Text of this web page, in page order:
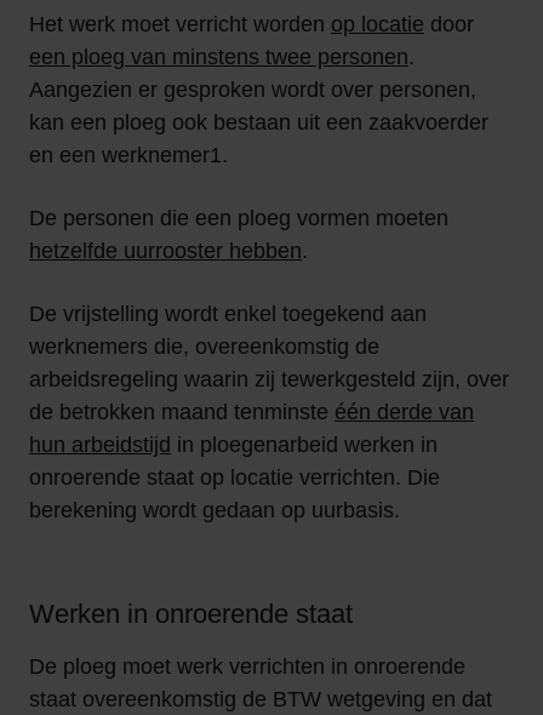
Het werk moet verricht worden op locatie door
een ploeg van minstens twee personen.
Aangezien er gesproken wordt over personen,
kan een ploeg ook bestaan uit een zaakvoerder
en een werknemer1.
De personen die een ploeg vormen moeten
hetzelfde uurrooster hebben.
De vrijstelling wordt enkel toegekend aan
werknemers die, overeenkomstig de
arbeidsregeling waarin zij tewerkgesteld zijn, over
de betrokken maand tenminste één derde van
hun arbeidstijd in ploegenarbeid werken in
onroerende staat op locatie verrichten. Die
berekening wordt gedaan op uurbasis.
Werken in onroerende staat
De ploeg moet werk verrichten in onroerende
staat overeenkomstig de BTW wetgeving en dat